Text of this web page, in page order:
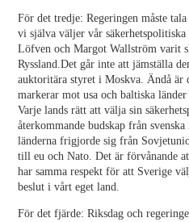
För det tredje: Regeringen måste
vi själva väljer vår
Löfven och Margot Wallström varit
Ryssland.Det går inte att jämställa
auktoritära styret i Moskva. Ändå är
markerar mot usa och baltiska
Varje lands rätt att välja sin
återkommande budskap från
länderna frigjorde sig från
till eu och Nato. Det är förvånande
har samma respekt för att Sverige
beslut i vårt eget land.
För det fjärde: Riksdag och